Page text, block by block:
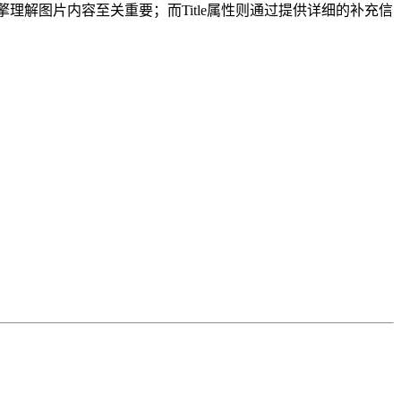
解图片内容至关重要；而Title属性则通过提供详细的补充信